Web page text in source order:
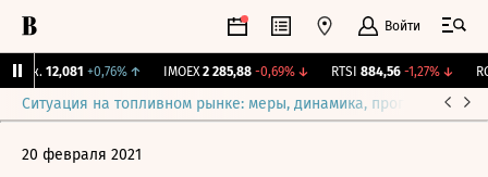
Войти
12,081 +0,76%↑ IMOEX 2 285,88 -0,69%↓ RTSI 884,56 -1,27%↓
Ситуация на топливном рынке: меры, динамика, прогнозы
20 февраля 2021